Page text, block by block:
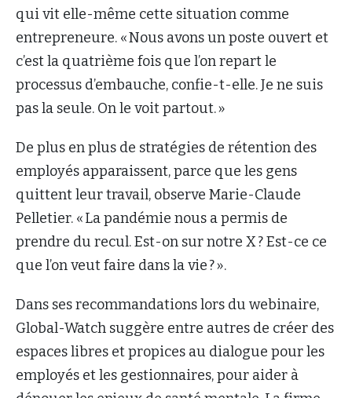
qui vit elle-même cette situation comme
entrepreneure. « Nous avons un poste ouvert et
c’est la quatrième fois que l’on repart le
processus d’embauche, confie-t-elle. Je ne suis
pas la seule. On le voit partout. »
De plus en plus de stratégies de rétention des
employés apparaissent, parce que les gens
quittent leur travail, observe Marie-Claude
Pelletier. « La pandémie nous a permis de
prendre du recul. Est-on sur notre X ? Est-ce ce
que l’on veut faire dans la vie ? ».
Dans ses recommandations lors du webinaire,
Global-Watch suggère entre autres de créer des
espaces libres et propices au dialogue pour les
employés et les gestionnaires, pour aider à